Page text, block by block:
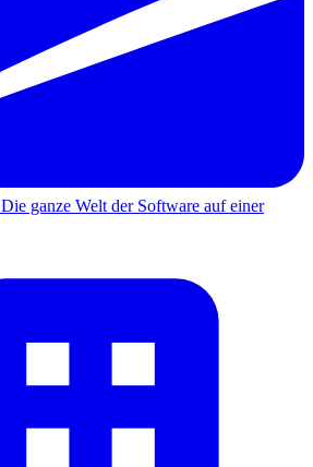
Die ganze Welt der Software auf einer